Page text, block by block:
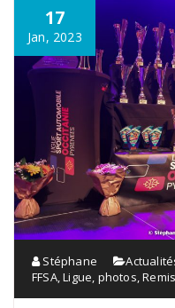
17
Jan, 2023
Stéphane
FFSA,Ligue, photos,